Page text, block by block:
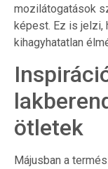
mozilátogatások
képest. Ez is jelzi,
kihagyhatatlan
ötletek
Májusban a